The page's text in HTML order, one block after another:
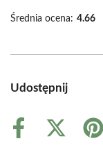
Średnia ocena: 4.66
Udostępnij
Share
Share